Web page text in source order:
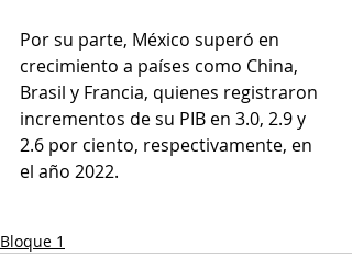
Por su parte, México superó en
crecimiento a países como China,
Brasil y Francia, quienes registraron
incrementos de su PIB en 3.0, 2.9 y
2.6 por ciento, respectivamente, en
el año 2022.
Bloque 1